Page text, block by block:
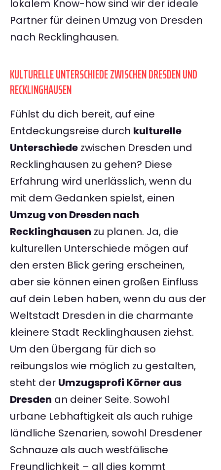
lokalem Know-how sind wir der ideale
Partner für deinen Umzug von Dresden
nach Recklinghausen.
KULTURELLE UNTERSCHIEDE ZWISCHEN DRESDEN UND
RECKLINGHAUSEN
Fühlst du dich bereit, auf eine
Entdeckungsreise durch kulturelle
Unterschiede zwischen Dresden und
Recklinghausen zu gehen? Diese
Erfahrung wird unerlässlich, wenn du
mit dem Gedanken spielst, einen
Umzug von Dresden nach
Recklinghausen zu planen. Ja, die
kulturellen Unterschiede mögen auf
den ersten Blick gering erscheinen,
aber sie können einen großen Einfluss
auf dein Leben haben, wenn du aus der
Weltstadt Dresden in die charmante
kleinere Stadt Recklinghausen ziehst.
Um den Übergang für dich so
reibungslos wie möglich zu gestalten,
steht der Umzugsprofi Körner aus
Dresden an deiner Seite. Sowohl
urbane Lebhaftigkeit als auch ruhige
ländliche Szenarien, sowohl Dresdener
Schnauze als auch westfälische
Freundlichkeit – all dies kommt